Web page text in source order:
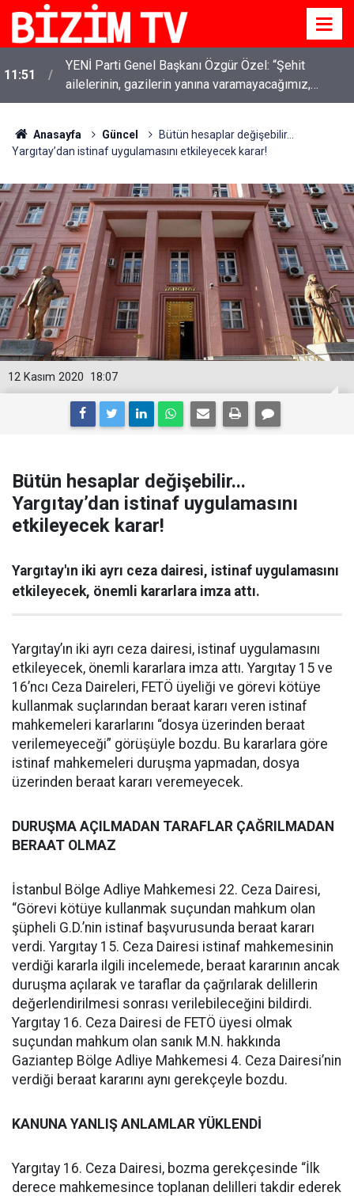
11:51
YENİ Parti Genel Başkanı Özgür Özel: “Şehit
ailelerinin, gazilerin yanına varamayacağımız,
gözüne bakamayacağımız işlerin içinde olmayız”
Anasayfa Güncel
Bütün hesaplar değişebilir...
Yargıtay’dan istinaf uygulamasını etkileyecek karar!
18:07
12 Kasım 2020
Bütün hesaplar değişebilir...
Yargıtay’dan istinaf uygulamasını
etkileyecek karar!
Yargıtay'ın iki ayrı ceza dairesi, istinaf uygulamasını
etkileyecek, önemli kararlara imza attı.
Yargıtay’ın iki ayrı ceza dairesi, istinaf uygulamasını
etkileyecek, önemli kararlara imza attı. Yargıtay 15 ve
16’ncı Ceza Daireleri, FETÖ üyeliği ve görevi kötüye
kullanmak suçlarından beraat kararı veren istinaf
mahkemeleri kararlarını “dosya üzerinden beraat
verilemeyeceği” görüşüyle bozdu. Bu kararlara göre
istinaf mahkemeleri duruşma yapmadan, dosya
üzerinden beraat kararı veremeyecek.
DURUŞMA AÇILMADAN TARAFLAR ÇAĞRILMADAN
BERAAT OLMAZ
İstanbul Bölge Adliye Mahkemesi 22. Ceza Dairesi,
“Görevi kötüye kullanmak suçundan mahkum olan
şüpheli G.D.’nin istinaf başvurusunda beraat kararı
verdi. Yargıtay 15. Ceza Dairesi istinaf mahkemesinin
verdiği kararla ilgili incelemede, beraat kararının ancak
duruşma açılarak ve taraflar da çağrılarak delillerin
değerlendirilmesi sonrası verilebileceğini bildirdi.
Yargıtay 16. Ceza Dairesi de FETÖ üyesi olmak
suçundan mahkum olan sanık M.N. hakkında
Gaziantep Bölge Adliye Mahkemesi 4. Ceza Dairesi’nin
verdiği beraat kararını aynı gerekçeyle bozdu.
KANUNA YANLIŞ ANLAMLAR YÜKLENDİ
Yargıtay 16. Ceza Dairesi, bozma gerekçesinde “İlk
derece mahkemesince toplanan delilleri takdir ederek